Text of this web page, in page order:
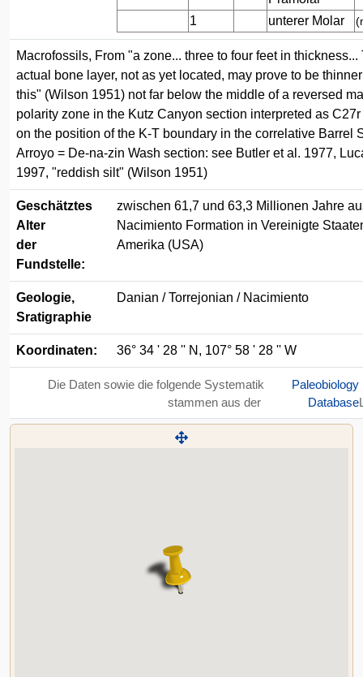
1 unterer Molar
Macrofossils, From "a zone... three to four feet in thickness...
actual bone layer, not as yet located, may prove to be
this" (Wilson 1951) not far below the middle of a reversed
polarity zone in the Kutz Canyon section interpreted as
on the position of the K-T boundary in the correlative Barrel
Arroyo = De-na-zin Wash section: see Butler et al. 1977,
1997, "reddish silt" (Wilson 1951)
Geschätztes
Alter
der
Fundstelle:
zwischen 61,7 und 63,3 Millionen Jahre
Nacimiento Formation in Vereinigte
Amerika (USA)
Geologie,
Sratigraphie
Danian / Torrejonian / Nacimiento
Koordinaten: 36° 34 ' 28 '' N, 107° 58 ' 28 '' W
Die Daten sowie die folgende Systematik
stammen aus der
Paleobiology
Database